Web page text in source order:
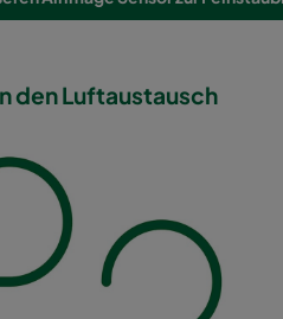
den Luftaustausch